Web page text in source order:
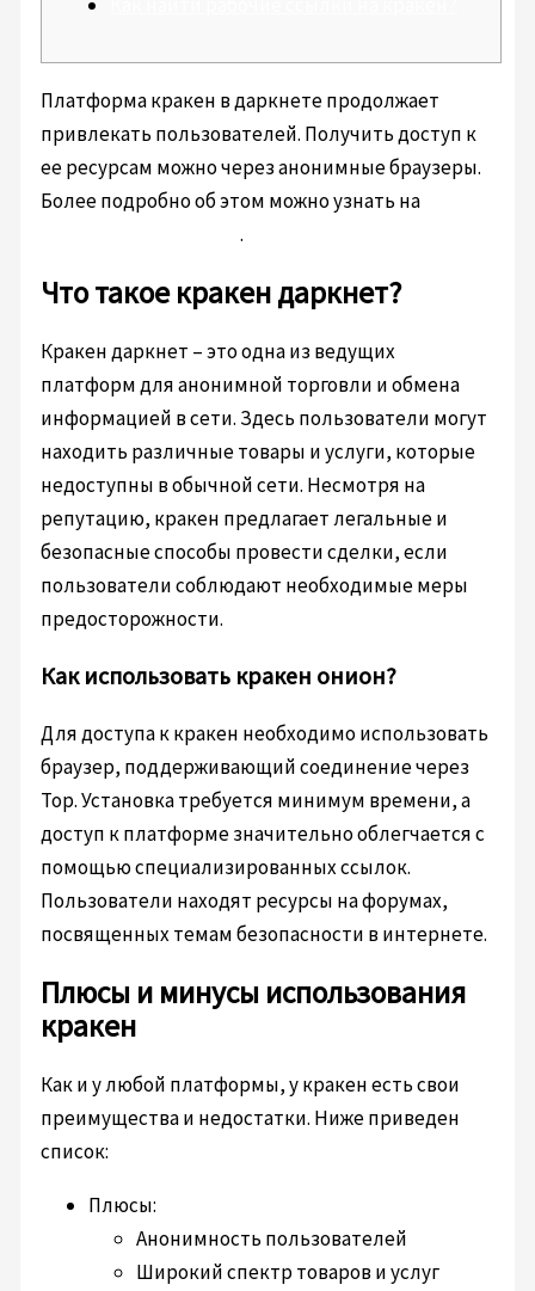
Платформа кракен в даркнете продолжает
привлекать пользователей. Получить доступ к
ее ресурсам можно через анонимные браузеры.
Более подробно об этом можно узнать на
сайт зеркало рабочее.
Что такое кракен даркнет?
Кракен даркнет – это одна из ведущих
платформ для анонимной торговли и обмена
информацией в сети. Здесь пользователи могут
находить различные товары и услуги, которые
недоступны в обычной сети. Несмотря на
репутацию, кракен предлагает легальные и
безопасные способы провести сделки, если
пользователи соблюдают необходимые меры
предосторожности.
Как использовать кракен онион?
Для доступа к кракен необходимо использовать
браузер, поддерживающий соединение через
Тор. Установка требуется минимум времени, а
доступ к платформе значительно облегчается с
помощью специализированных ссылок.
Пользователи находят ресурсы на форумах,
посвященных темам безопасности в интернете.
Плюсы и минусы использования
кракен
Как и у любой платформы, у кракен есть свои
преимущества и недостатки. Ниже приведен
список:
Плюсы:
Анонимность пользователей
Широкий спектр товаров и услуг